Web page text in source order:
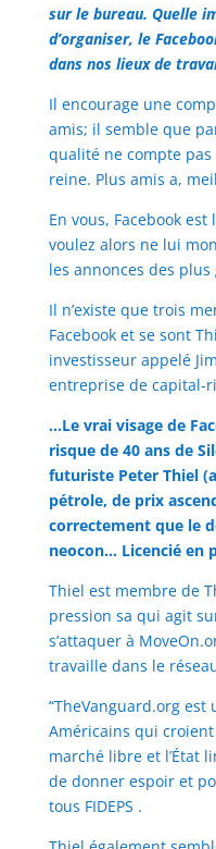
sur le bureau. Quelle
d’organiser, le
dans nos lieux de
Il encourage une
amis; il semble que
qualité ne compte
reine. Plus amis a,
En vous, Facebook
voulez alors ne lui
les annonces des
Il n’existe que trois
Facebook et se sont
investisseur appelé
entreprise de capital-
…Le vrai visage de
risque de 40 ans de
futuriste Peter Thiel
pétrole, de prix
correctement que le
neocon… Licencié en
Thiel est membre de
pression sa qui agit
s’attaquer à
travaille dans le
“TheVanguard.org
Américains qui
marché libre et l’État
de donner espoir et
tous FIDEPS .